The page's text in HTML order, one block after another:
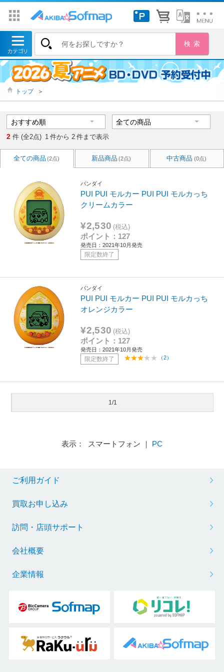
トップ ＞
2 件 (全2点) 1 件から 2 件まで表示
全ての商品 (2点) 新品商品 (2点) 中古商品 (0点)
バンダイ
PUI PUI モルカー PUI PUI モルカっち
クリームカラー
¥2,530 (税込)
ポイント：127
発売日：2021年10月発売
限定数終了
バンダイ
PUI PUI モルカー PUI PUI モルカっち
オレンジカラー
¥2,530 (税込)
ポイント：127
発売日：2021年10月発売
限定数終了 （2）
1/1
表示： スマートフォン ｜ PC
ご利用ガイド
買取お申し込み
訪問・店頭サポート
会社概要
企業情報